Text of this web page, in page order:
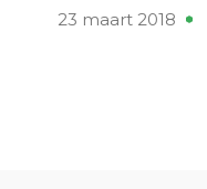
23 maart 2018